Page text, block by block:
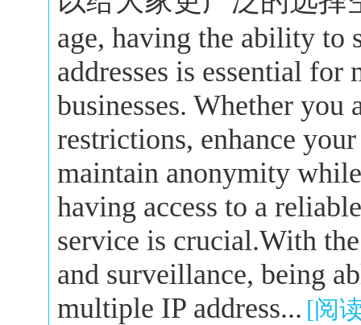
age, having the ability to
addresses is essential
businesses. Whether you
restrictions, enhance
maintain anonymity
having access to a
service is crucial.With
and surveillance, being
multiple IP address... [阅